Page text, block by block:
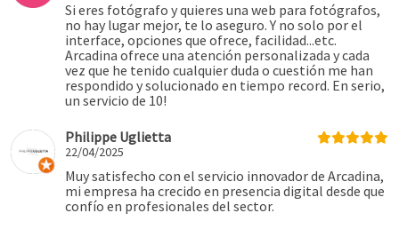
Si eres fotógrafo y quieres una web para fotógrafos,
no hay lugar mejor, te lo aseguro. Y no solo por el
interface, opciones que ofrece, facilidad...etc.
Arcadina ofrece una atención personalizada y cada
vez que he tenido cualquier duda o cuestión me han
respondido y solucionado en tiempo record. En serio,
un servicio de 10!
Philippe Uglietta
22/04/2025
Muy satisfecho con el servicio innovador de Arcadina,
mi empresa ha crecido en presencia digital desde que
confío en profesionales del sector.